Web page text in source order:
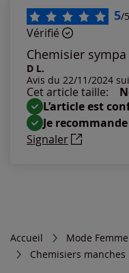
Les plus récents
Les plus anciens
Notes les plus
Notes les plus
5/5
Vérifié
Chemisier
D L.
Avis du 22/11/2024
Cet article taille:
L’article est
Je
Signaler
Accueil Mode Femme
Chemisiers manches